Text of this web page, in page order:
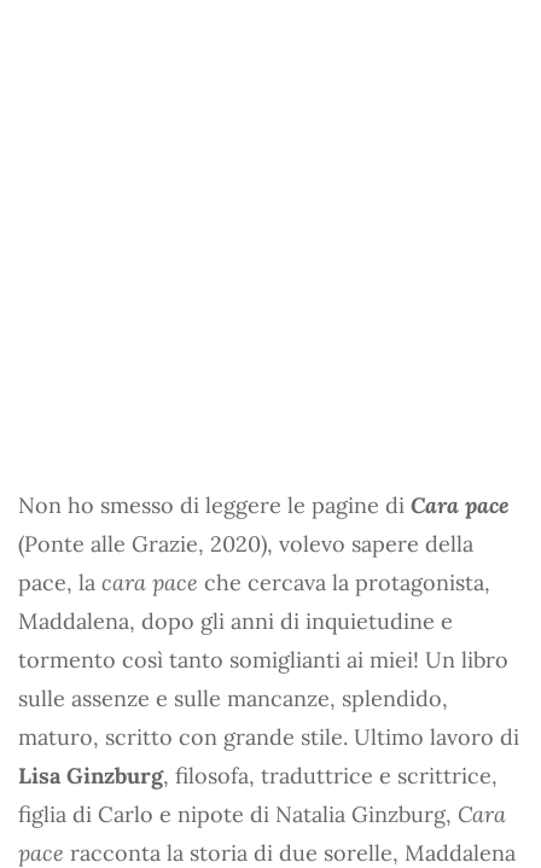
Non ho smesso di leggere le pagine di Cara pace
(Ponte alle Grazie, 2020), volevo sapere della
pace, la cara pace che cercava la protagonista,
Maddalena, dopo gli anni di inquietudine e
tormento così tanto somiglianti ai miei! Un libro
sulle assenze e sulle mancanze, splendido,
maturo, scritto con grande stile. Ultimo lavoro di
Lisa Ginzburg, filosofa, traduttrice e scrittrice,
figlia di Carlo e nipote di Natalia Ginzburg, Cara
pace racconta la storia di due sorelle, Maddalena